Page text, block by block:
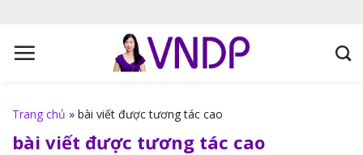
Trang chủ » bài viết được tương tác cao
bài viết được tương tác cao